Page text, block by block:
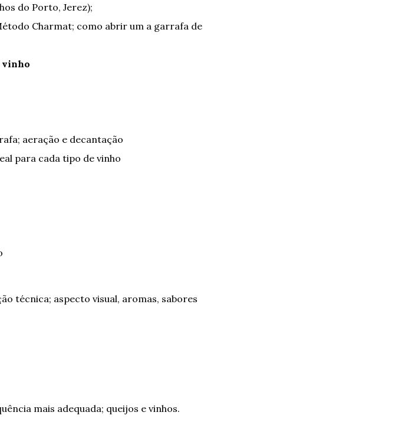
do Porto, Jerez);
Charmat; como abrir um a garrafa de
vinho
aeração e decantação
para cada tipo de vinho
técnica; aspecto visual, aromas, sabores
mais adequada; queijos e vinhos.